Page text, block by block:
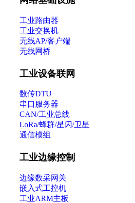
工业路由器
工业交换机
无线AP/客户端
无线网桥
工业设备联网
数传DTU
串口服务器
CAN/工业总线
LoRa/蜂群/星闪/卫星
通信模组
工业边缘控制
边缘数采网关
嵌入式工控机
工业ARM主板